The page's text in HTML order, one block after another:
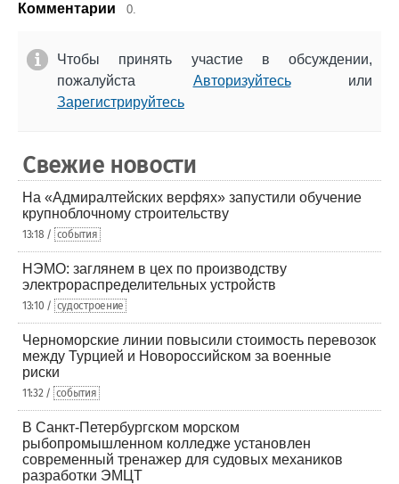
Комментарии 0.
Чтобы принять участие в обсуждении,
пожалуйста Авторизуйтесьили
Зарегистрируйтесь
Свежие новости
На «Адмиралтейских верфях» запустили обучение
крупноблочному строительству
13:18 / события
НЭМО: заглянем в цех по производству
электрораспределительных устройств
13:10 / судостроение
Черноморские линии повысили стоимость перевозок
между Турцией и Новороссийском за военные
риски
11:32 / события
В Санкт-Петербургском морском
рыбопромышленном колледже установлен
современный тренажер для судовых механиков
разработки ЭМЦТ